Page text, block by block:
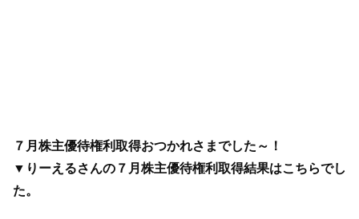
７月株主優待権利取得おつかれさまでした～！
▼りーえるさんの７月株主優待権利取得結果はこちらでし
た。